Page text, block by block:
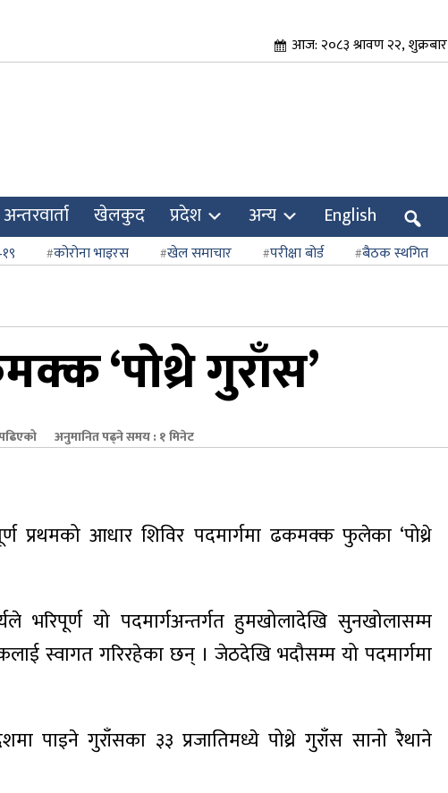
आज: २०८३ श्रावण २२, शुक्रबार
अन्तरवार्ता खेलकुद प्रदेश अन्य English
कोरोना भाइरस खेल समाचार परीक्षा बोर्ड बैठक स्थगित
‘पोथ्रे गुराँस’
अनुमानित पढ्ने समय : १ मिनेट
प्रथमको आधार शिविर पदमार्गमा ढकमक्क फुलेका ‘पोथ्रे
भरिपूर्ण यो पदमार्गअन्तर्गत हुमखोलादेखि सुनखोलासम्म
स्वागत गरिरहेका छन् । जेठदेखि भदौसम्म यो पदमार्गमा
पाइने गुराँसका ३३ प्रजातिमध्ये पोथ्रे गुराँस सानो रैथाने